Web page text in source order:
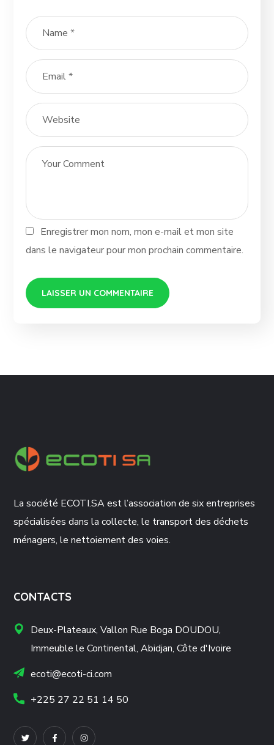
Enregistrer mon nom, mon e-mail et mon site
dans le navigateur pour mon prochain commentaire.
La société ECOTI.SA est l’association de six entreprises
spécialisées dans la collecte, le transport des déchets
ménagers, le nettoiement des voies.
CONTACTS
Deux-Plateaux, Vallon Rue Boga DOUDOU,
Immeuble le Continental, Abidjan, Côte d'Ivoire
ecoti@ecoti-ci.com
+225 27 22 51 14 50